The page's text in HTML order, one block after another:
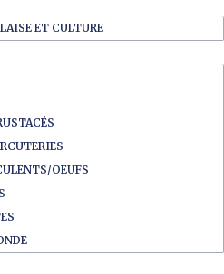
ET CULTURE
OEUFS